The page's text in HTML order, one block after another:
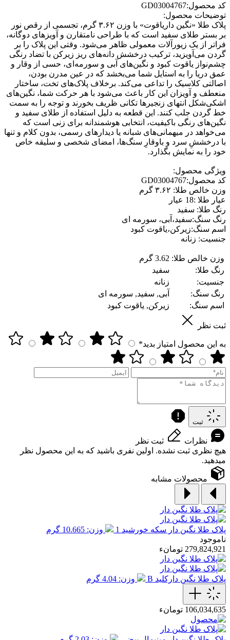
کد محصول:GD03004767
توضیحات محصول:
پلاک طلا «نگین داریاقوت» با وزن ۳.۶۲ گرم، تجسمی از رقص نور
بر بستر طلای سفید است که با طراحی نامتقارن و آویزهای دوگانه،
فراتر از یک زیورآلات معمولی ظاهر می‌شود. وقتی این پلاک را بر
گردن می‌آویزید، ترکیب درخشش دانه‌های ریز زیرکن با تضاد رنگی
چشم‌نواز یاقوت کبود و نگین‌های آبی و سورمه‌ای، حسی از وقار و
عمق دریا را به استایل شما می‌بخشد که در عین مدرن بودن،
اصالتی کلاسیک را تداعی می‌کند. برخلاف پلاک‌های تخت، ساختار
منعطف و آویزان این کار باعث می‌شود با هر حرکت شما، نگین‌های
اشکی‌شکل انتهای زنجیرها تکانی ظریف بخورند و توجه را به سمت
خط گردن جلب کنند. این قطعه به دلیل استفاده از طلای سفید و
نگین‌های رنگی باکیفیت، انتخابی هوشمندانه برای زنی است که
می‌خواهد در میهمانی‌های شبانه یا دیدارهای رسمی، بدون کلام و تنها
با درخششِ سرد و باوقارِ سنگ‌ها، امضای شخصی و سلیقه خاص
خود را به نمایش بگذارد.
ویژگی محصول:
کد محصول:GD03004767
وزن خالص طلا: ۳.۶۲ گرم
عیار طلا :18 عیار
رنگ طلا: سفید
رنگ سنگ:سفید،آبی، سورمه ای
اسم سنگ:زیرکن،یاقوت کبود
جنسیت: زنانه
وزن خالص طلا: 3.62 گرم
رنگ طلا:
سفید
جنسیت:
زنانه
رنگ سنگ:
آبی, سفید, سورمه ای
اسم سنگ:
زیرکن, یاقوت کبود
ثبت نظر
به این محصول امتیاز بدید*
ثبت
نظرات
ثبت نظر
هیچ نظری ثبت نشده. اولین نفری باشید که به این محصول نظر
میدهید.
محصولات مشابه
پلاک طلا نگین دار سکه خورشید 1
وزن: 10.665 گرم
ناموجود
279,824,921 تومانء
پلاک طلا نگین دارکلید B وزن: 4.04 گرم
106,034,635 تومانء